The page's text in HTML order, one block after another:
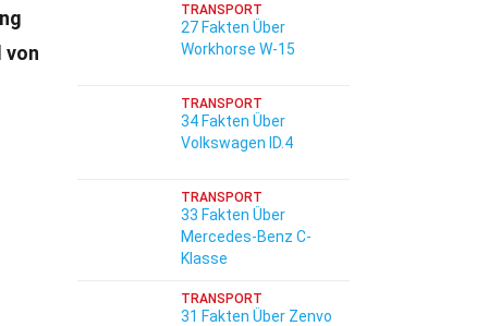
von
TRANSPORT
27 Fakten Über
Workhorse W-15
TRANSPORT
34 Fakten Über
Volkswagen ID.4
TRANSPORT
33 Fakten Über
Mercedes-Benz C-
Klasse
TRANSPORT
31 Fakten Über Zenvo